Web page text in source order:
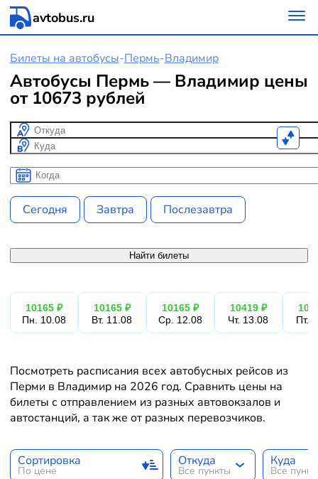
avtobus.ru
Билеты на автобусы-Пермь-Владимир
Автобусы Пермь — Владимир цены
от 10673 рублей
Откуда
Куда
Когда
Когда
Сегодня Завтра Послезавтра
Найти билеты
10165 ₽
Пн. 10.08
10165 ₽
Вт. 11.08
10165 ₽
Ср. 12.08
10419 ₽
Чт. 13.08
Пт.
Посмотреть расписания всех автобусных рейсов из
Перми в Владимир на 2026 год. Сравнить цены на
билеты с отправлением из разных автовокзалов и
автостанций, а так же от разных перевозчиков.
Сортировка
По цене
Откуда
Все пункты
Куда
Все